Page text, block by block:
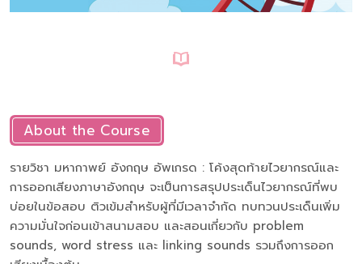
About the Course
รายวิชา มหากาพย์ อังกฤษ อัพเกรด : โค้งสุดท้ายไวยากรณ์และ
การออกเสียงภาษาอังกฤษ จะเป็นการสรุปประเด็นไวยากรณ์ที่พบ
บ่อยในข้อสอบ ติวเข้มสำหรับผู้ที่มีเวลาจำกัด ทบทวนประเด็นเพิ่ม
ความมั่นใจก่อนเข้าสนามสอบ และสอนเกี่ยวกับ problem
sounds, word stress และ linking sounds รวมถึงการออก